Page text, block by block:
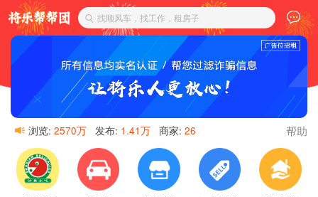
找顺风车，找工作，租房子
浏览: 2570万 发布: 1.41万 商家: 26 帮助